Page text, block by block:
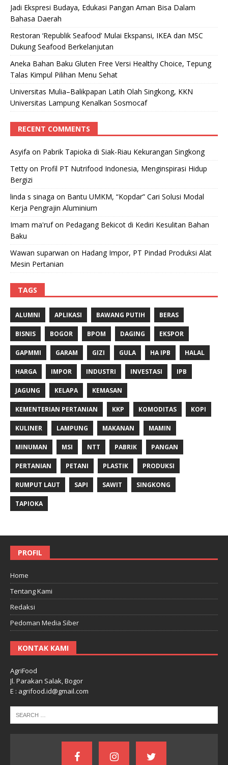
Jadi Ekspresi Budaya, Edukasi Pangan Aman Bisa Dalam
Bahasa Daerah
Restoran ‘Republik Seafood’ Mulai Ekspansi, IKEA dan MSC
Dukung Seafood Berkelanjutan
Aneka Bahan Baku Gluten Free Versi Healthy Choice, Tepung
Talas Kimpul Pilihan Menu Sehat
Universitas Mulia–Balikpapan Latih Olah Singkong, KKN
Universitas Lampung Kenalkan Sosmocaf
RECENT COMMENTS
Asyifa on Pabrik Tapioka di Siak-Riau Kekurangan Singkong
Tetty on Profil PT Nutrifood Indonesia, Menginspirasi Hidup
Bergizi
linda s sinaga on Bantu UMKM, “Kopdar” Cari Solusi Modal
Kerja Pengrajin Aluminium
Imam ma'rufon Pedagang Bekicot di Kediri Kesulitan Bahan
Baku
Wawan suparwan on Hadang Impor, PT Pindad Produksi Alat
Mesin Pertanian
TAGS
ALUMNI APLIKASI BAWANG PUTIH BERAS
BISNIS BOGOR BPOM DAGING EKSPOR
GAPMMI GARAM GIZI GULA HA IPB HALAL
HARGA IMPOR INDUSTRI INVESTASI IPB
JAGUNG KELAPA KEMASAN
KEMENTERIAN PERTANIAN KKP KOMODITAS KOPI
KULINER LAMPUNG MAKANAN MAMIN
MINUMAN MSI NTT PABRIK PANGAN
PERTANIAN PETANI PLASTIK PRODUKSI
RUMPUT LAUT SAPI SAWIT SINGKONG
TAPIOKA
PROFIL
Home
Tentang Kami
Redaksi
Pedoman Media Siber
KONTAK KAMI
AgriFood
Jl. Parakan Salak, Bogor
E : agrifood.id@gmail.com